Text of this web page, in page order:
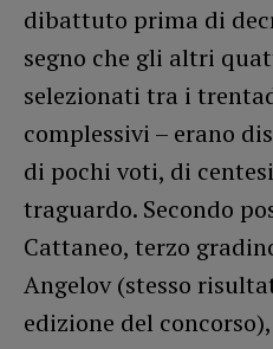
dibattuto prima di
segno che gli altri
selezionati tra i
complessivi – erano
di pochi voti, di
traguardo. Secondo
Cattaneo, terzo
Angelov (stesso
edizione del